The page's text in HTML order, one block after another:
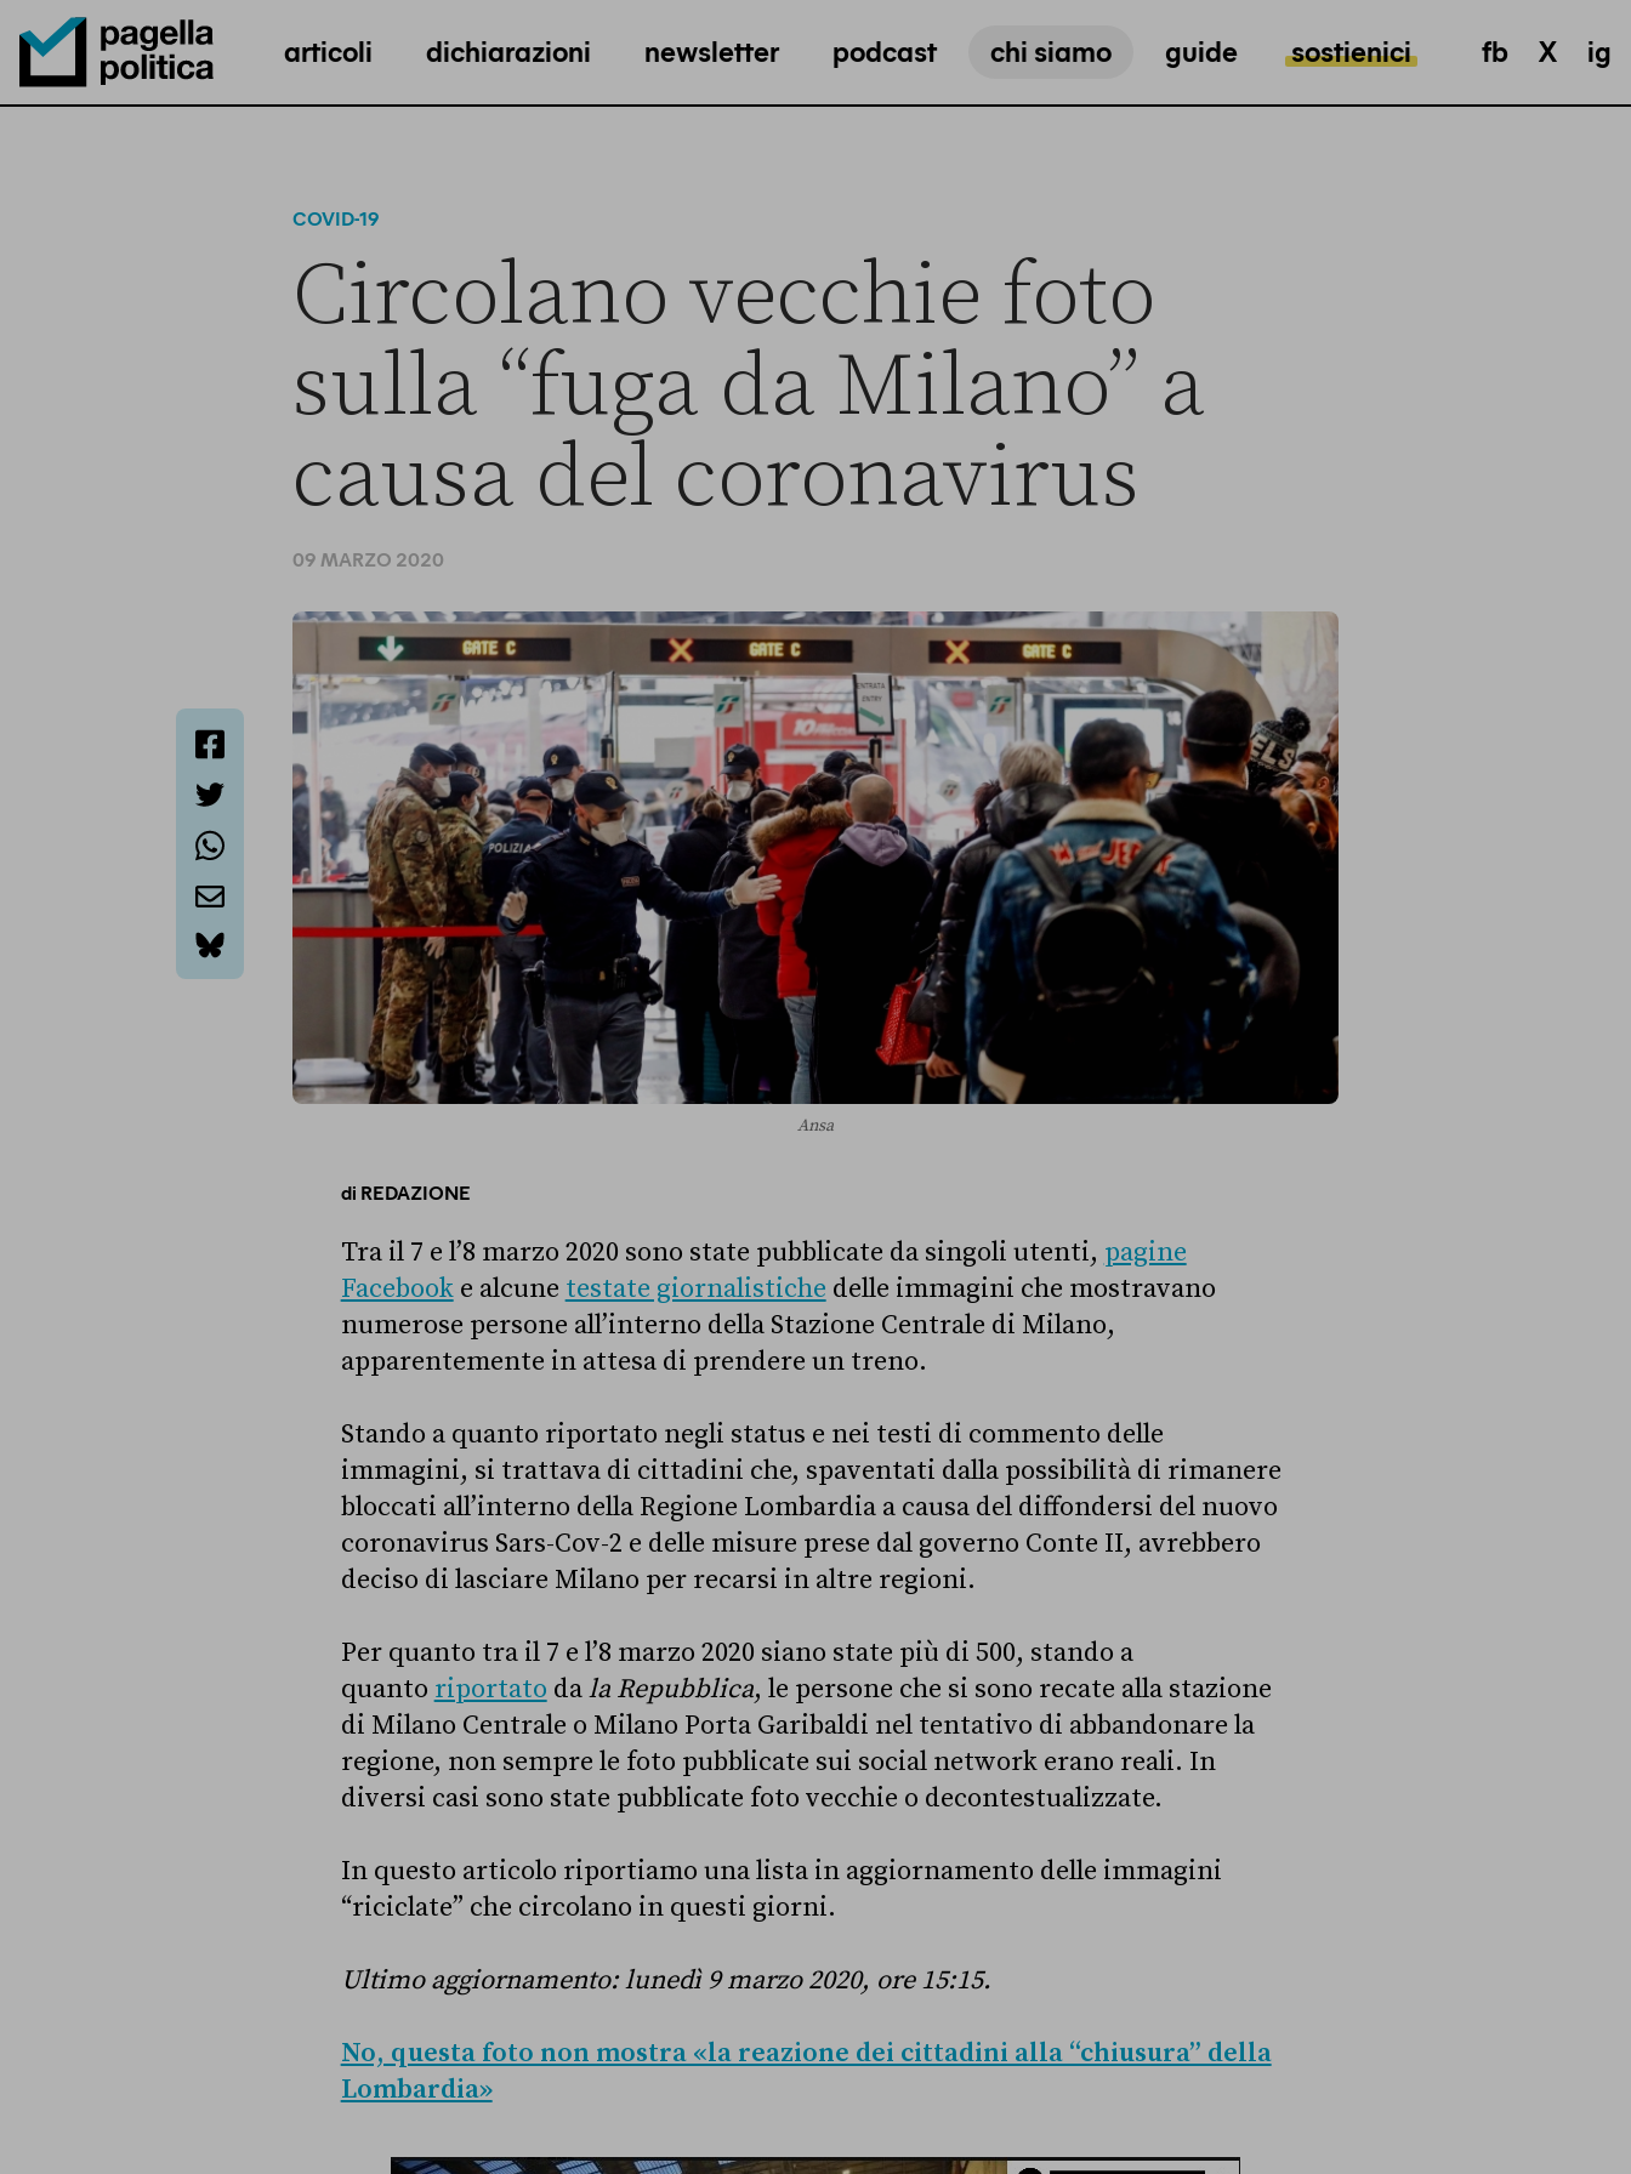
Pagella Politica Logo
articoli dichiarazioni newsletter podcast chi siamo guide sostienici fb X ig
COVID-19
Circolano vecchie foto
sulla “fuga da Milano” a
causa del coronavirus
09 MARZO 2020
bluesky
Ansa
di REDAZIONE
Tra il 7 e l’8 marzo 2020 sono state pubblicate da singoli utenti, pagine
Facebooke alcune testate giornalistiche delle immagini che mostravano
numerose persone all’interno della Stazione Centrale di Milano,
apparentemente in attesa di prendere un treno.
Stando a quanto riportato negli status e nei testi di commento delle
immagini, si trattava di cittadini che, spaventati dalla possibilità di rimanere
bloccati all’interno della Regione Lombardia a causa del diffondersi del nuovo
coronavirus Sars-Cov-2 e delle misure prese dal governo Conte II, avrebbero
deciso di lasciare Milano per recarsi in altre regioni.
Per quanto tra il 7 e l’8 marzo 2020 siano state più di 500, stando a
quanto riportato dala Repubblica, le persone che si sono recate alla stazione
di Milano Centrale o Milano Porta Garibaldi nel tentativo di abbandonare la
regione, non sempre le foto pubblicate sui social network erano reali. In
diversi casi sono state pubblicate foto vecchie o decontestualizzate.
In questo articolo riportiamo una lista in aggiornamento delle immagini
“riciclate” che circolano in questi giorni.
Ultimo aggiornamento: lunedì 9 marzo 2020, ore 15:15.
No, questa foto non mostra «la reazione dei cittadini alla “chiusura” della
Lombardia»